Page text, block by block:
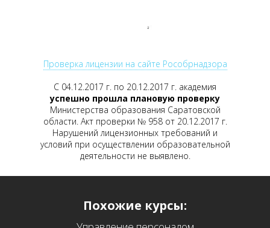
Проверка лицензии на сайте Рособрнадзора
С 04.12.2017 г. по 20.12.2017 г. академия
успешно прошла плановую проверку
Министерства образования Саратовской
области. Акт проверки № 958 от 20.12.2017 г.
Нарушений лицензионных требований и
условий при осуществлении образовательной
деятельности не выявлено.
Похожие курсы: